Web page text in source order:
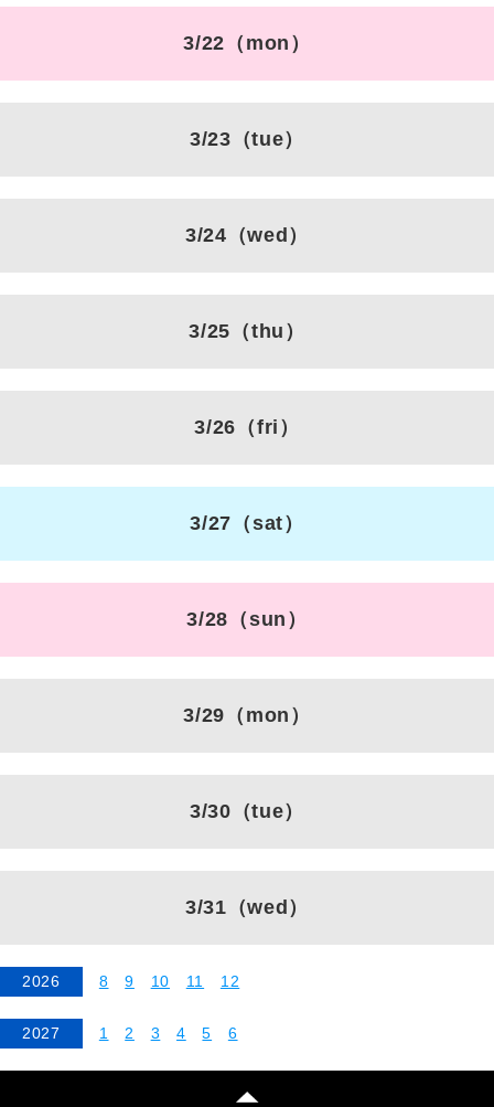
3/22 （mon）
3/23 （tue）
3/24 （wed）
3/25 （thu）
3/26 （fri）
3/27 （sat）
3/28 （sun）
3/29 （mon）
3/30 （tue）
3/31 （wed）
2026 8 9 10 11 12
2027 1 2 3 4 5 6